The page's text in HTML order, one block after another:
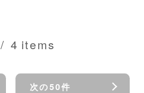
/ 4 items
次の50件